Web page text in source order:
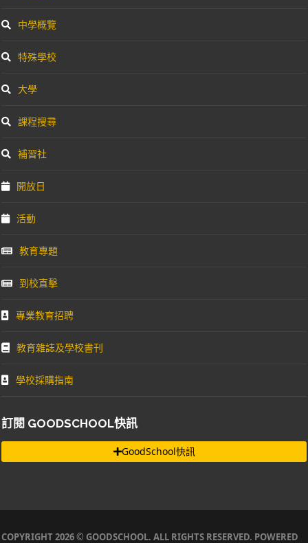
中學概覽
特殊學校
大學
課程搜尋
補習社
開放日
活動
教育專題
到校直擊
專業教育招聘
教育雜誌及學校書刊
學校採購指南
訂閱 GOODSCHOOL快訊
GoodSchool快訊
COPYRIGHT 2026 © GOODSCHOOL. ALL RIGHTS RESERVED. POWERED